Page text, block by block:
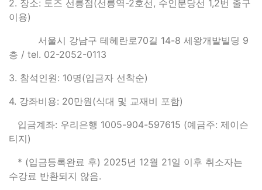
2. 장소: 토즈 선릉점(선릉역-2호선, 수인분당선 1,2번 출구
이용)
서울시 강남구 테헤란로70길 14-8 세왕개발빌딩 9
층 / tel. 02-2052-0113
3. 참석인원: 10명(입금자 선착순)
4. 강좌비용: 20만원(식대 및 교재비 포함)
입금계좌: 우리은행 1005-904-597615 (예금주: 제이슨
티지)
* (입금등록완료 후) 2025년 12월 21일 이후 취소자는
수강료 반환되지 않음.